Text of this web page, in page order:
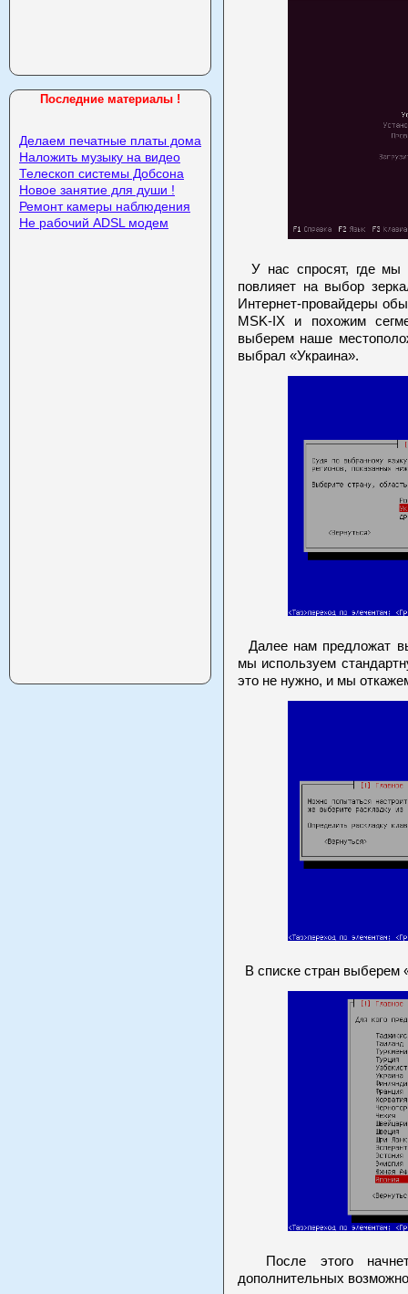
Последние материалы !
Делаем печатные платы дома
Наложить музыку на видео
Телескоп системы Добсона
Новое занятие для души !
Ремонт камеры наблюдения
Не рабочий ADSL модем
У нас спросят, где мы
повлияет на выбор
Интернет-провайдеры
MSK-IX и похожим
выберем наше
выбрал «Украина».
Далее нам предложат
мы используем
это не нужно, и мы
В списке стран выберем
После этого
дополнительных